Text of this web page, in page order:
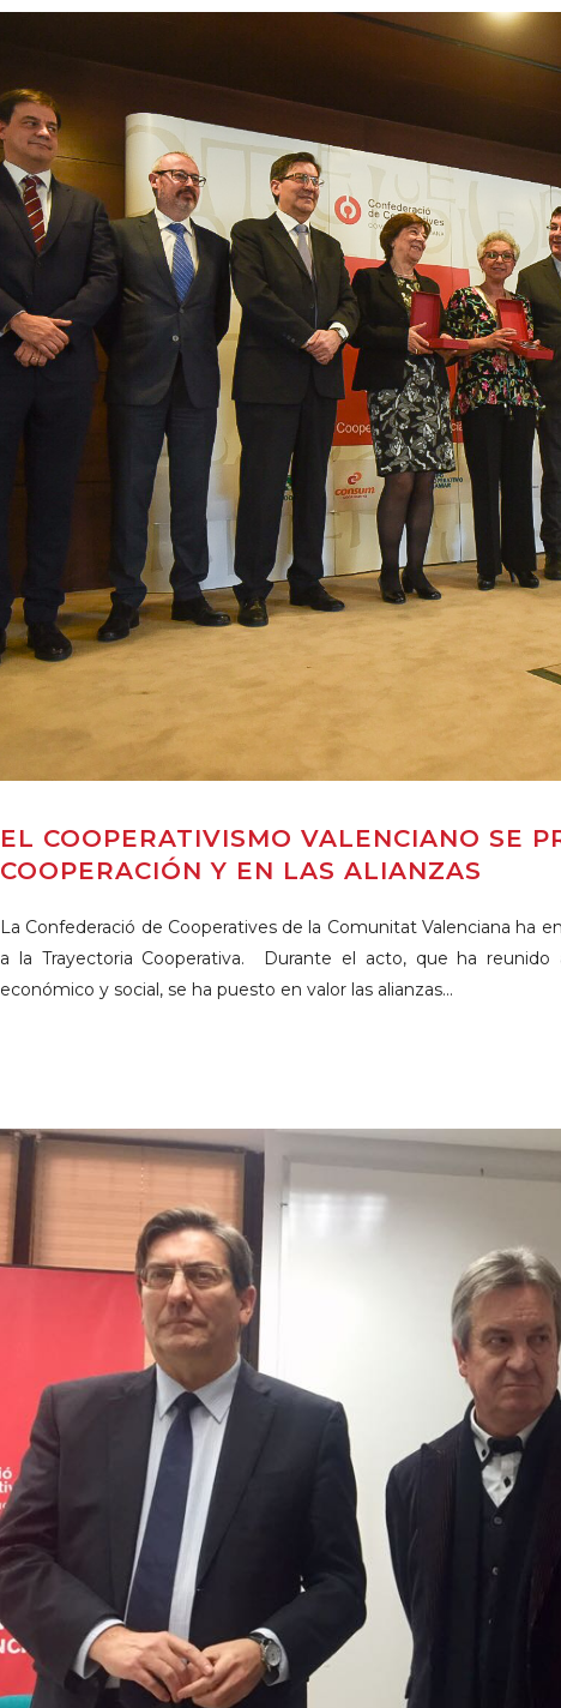
EL COOPERATIVISMO VALENCIANO SE
COOPERACIÓN Y EN LAS ALIANZAS
La Confederació de Cooperatives de la Comunitat Valenciana ha
a la Trayectoria Cooperativa. Durante el acto, que ha
económico y social, se ha puesto en valor las alianzas...